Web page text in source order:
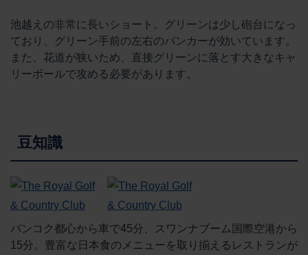
池越えの非常に長いショート。グリーンは少し砲台になっ
ており、グリーン手前の左右のバンカーが効いています。
また、花道が狭いため、直接グリーンに落とす大きなキャ
リーボールで攻める必要があります。
豆知識
バンコク都心から車で45分、スワンナブーム国際空港から
15分。豊富な日本食のメニューを取り揃えるレストランが